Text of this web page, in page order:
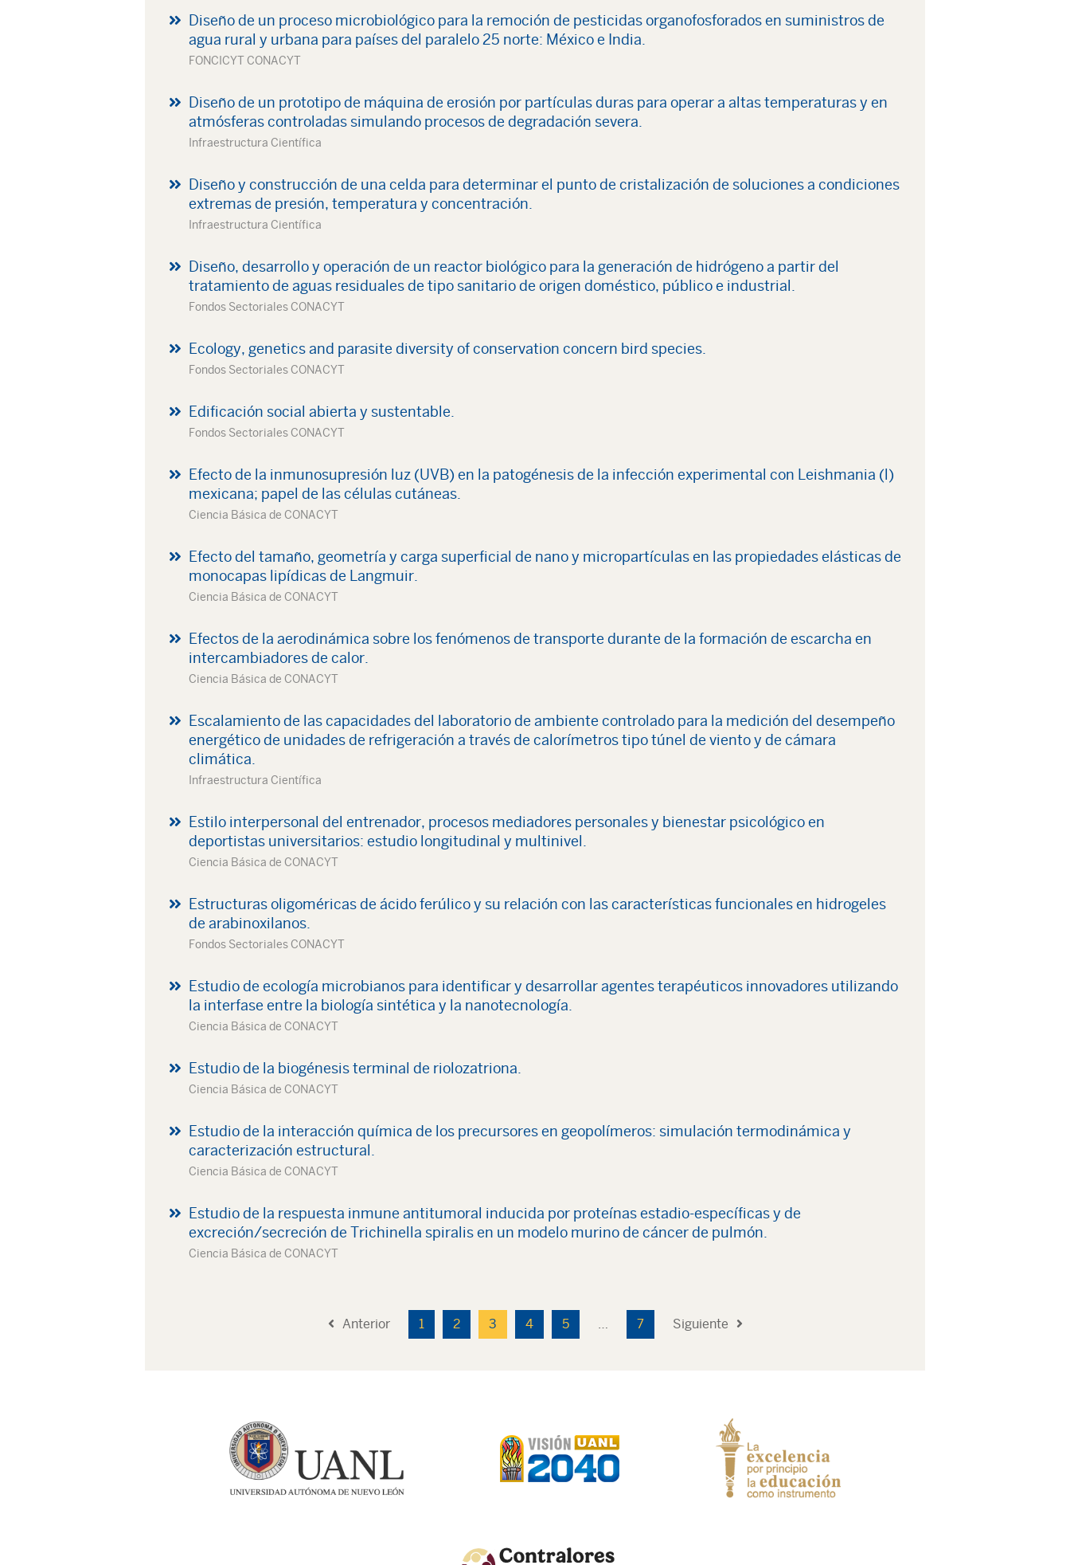
Diseño de un proceso microbiológico para la remoción de pesticidas organofosforados en suministros de
agua rural y urbana para países del paralelo 25 norte: México e India.
FONCICYT CONACYT
Diseño de un prototipo de máquina de erosión por partículas duras para operar a altas temperaturas y en
atmósferas controladas simulando procesos de degradación severa.
Infraestructura Científica
Diseño y construcción de una celda para determinar el punto de cristalización de soluciones a condiciones
extremas de presión, temperatura y concentración.
Infraestructura Científica
Diseño, desarrollo y operación de un reactor biológico para la generación de hidrógeno a partir del
tratamiento de aguas residuales de tipo sanitario de origen doméstico, público e industrial.
Fondos Sectoriales CONACYT
Ecology, genetics and parasite diversity of conservation concern bird species.
Fondos Sectoriales CONACYT
Edificación social abierta y sustentable.
Fondos Sectoriales CONACYT
Efecto de la inmunosupresión luz (UVB) en la patogénesis de la infección experimental con Leishmania (l)
mexicana; papel de las células cutáneas.
Ciencia Básica de CONACYT
Efecto del tamaño, geometría y carga superficial de nano y micropartículas en las propiedades elásticas de
monocapas lipídicas de Langmuir.
Ciencia Básica de CONACYT
Efectos de la aerodinámica sobre los fenómenos de transporte durante de la formación de escarcha en
intercambiadores de calor.
Ciencia Básica de CONACYT
Escalamiento de las capacidades del laboratorio de ambiente controlado para la medición del desempeño
energético de unidades de refrigeración a través de calorímetros tipo túnel de viento y de cámara
climática.
Infraestructura Científica
Estilo interpersonal del entrenador, procesos mediadores personales y bienestar psicológico en
deportistas universitarios: estudio longitudinal y multinivel.
Ciencia Básica de CONACYT
Estructuras oligoméricas de ácido ferúlico y su relación con las características funcionales en hidrogeles
de arabinoxilanos.
Fondos Sectoriales CONACYT
Estudio de ecología microbianos para identificar y desarrollar agentes terapéuticos innovadores utilizando
la interfase entre la biología sintética y la nanotecnología.
Ciencia Básica de CONACYT
Estudio de la biogénesis terminal de riolozatriona.
Ciencia Básica de CONACYT
Estudio de la interacción química de los precursores en geopolímeros: simulación termodinámica y
caracterización estructural.
Ciencia Básica de CONACYT
Estudio de la respuesta inmune antitumoral inducida por proteínas estadio-específicas y de
excreción/secreción de Trichinella spiralis en un modelo murino de cáncer de pulmón.
Ciencia Básica de CONACYT
Anterior 1 2 3 4 5 … 7 Siguiente